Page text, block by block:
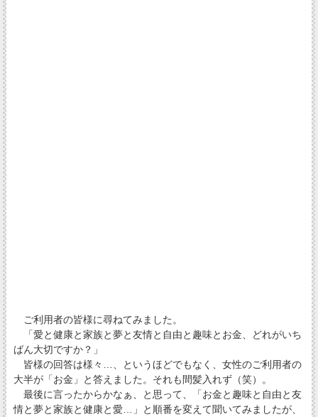
ご利用者の皆様に尋ねてみました。
「愛と健康と家族と夢と友情と自由と趣味とお金、どれがいち
ばん大切ですか？」
皆様の回答は様々…、というほどでもなく、女性のご利用者の
大半が「お金」と答えました。それも間髪入れず（笑）。
最後に言ったからかなぁ、と思って、「お金と趣味と自由と友
情と夢と家族と健康と愛…」と順番を変えて聞いてみましたが、